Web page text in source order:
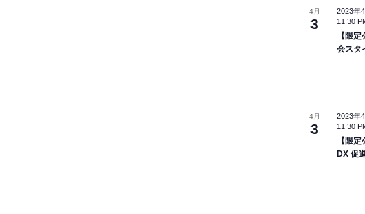
4月
3
2023年
11:30
【限
会スタ
4月
3
2023年
11:30
【限
DX 促